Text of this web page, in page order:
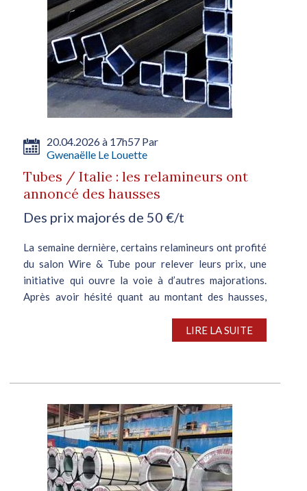
20.04.2026 à 17h57 Par
Gwenaëlle Le Louette
Tubes / Italie : les relamineurs ont
annoncé des hausses
Des prix majorés de 50 €/t
La semaine dernière, certains relamineurs ont profité
du salon Wire & Tube pour relever leurs prix, une
initiative qui ouvre la voie à d’autres majorations.
Après avoir hésité quant au montant des hausses,
LIRE LA SUITE